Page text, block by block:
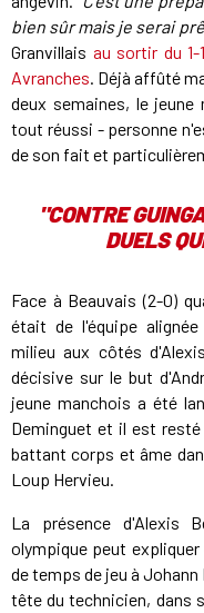
bien sûr mais je serai
Granvillais au sortir du 1-
Avranches. Déjà affûté
deux semaines, le
tout réussi - personne
de son fait et
"CONTRE
DUELS
Face à Beauvais (2-0)
était de l'équipe
milieu aux côtés
décisive sur le but
jeune manchois a été
Deminguet et il est
battant corps et âme
Loup Hervieu.
La présence d'Alexis
olympique peut
de temps de jeu à
tête du technicien, dans